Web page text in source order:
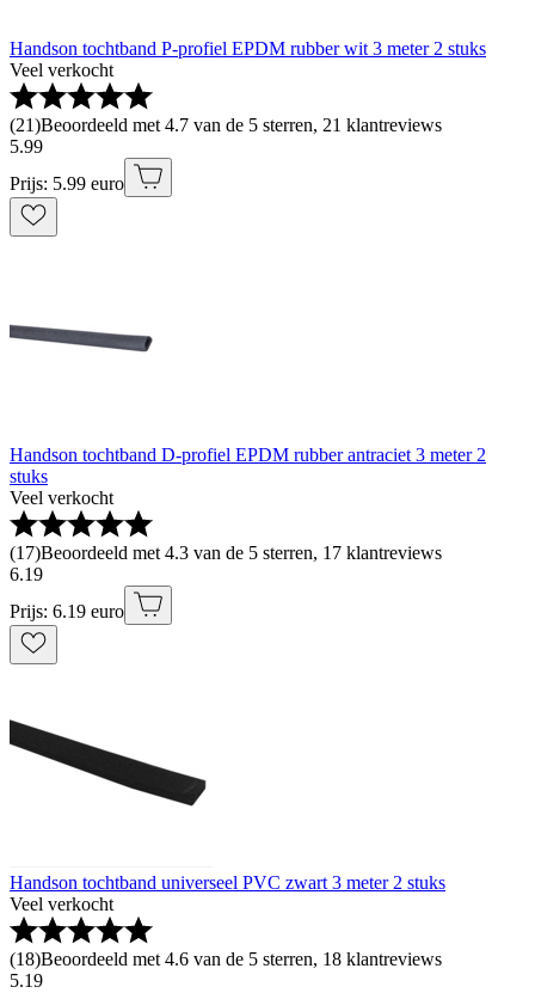
Handson tochtband P-profiel EPDM rubber wit 3 meter 2 stuks
Veel verkocht
(21)Beoordeeld met 4.7 van de 5 sterren, 21 klantreviews
5.99
Prijs: 5.99 euro
Handson tochtband D-profiel EPDM rubber antraciet 3 meter 2
stuks
Veel verkocht
(17)Beoordeeld met 4.3 van de 5 sterren, 17 klantreviews
6.19
Prijs: 6.19 euro
Handson tochtband universeel PVC zwart 3 meter 2 stuks
Veel verkocht
(18)Beoordeeld met 4.6 van de 5 sterren, 18 klantreviews
5.19